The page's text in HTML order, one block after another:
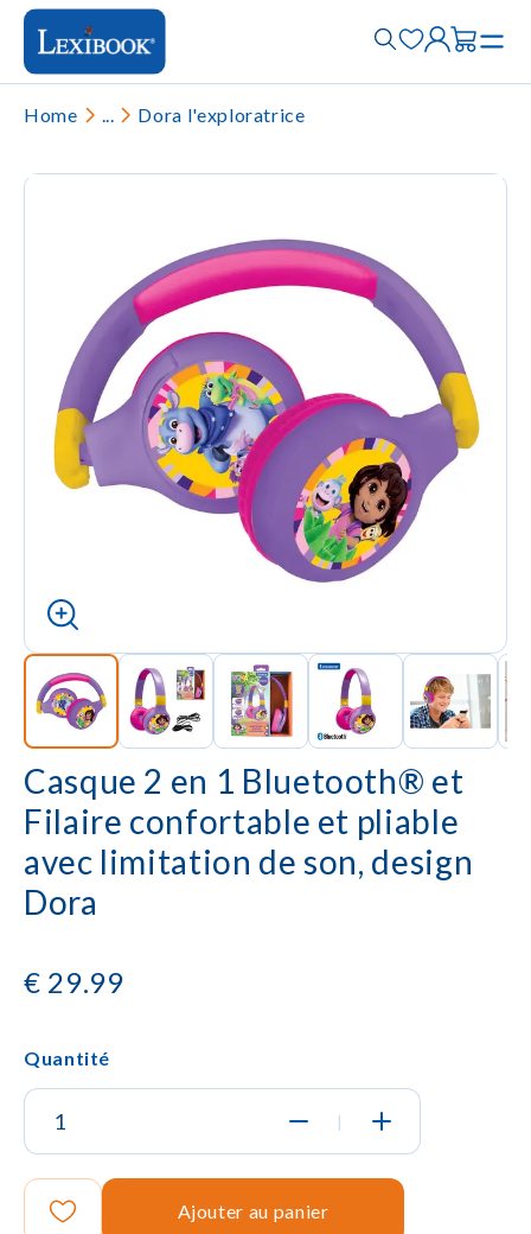
Home ... Dora l'exploratrice
Casque 2 en 1 Bluetooth® et
Filaire confortable et pliable
avec limitation de son, design
Dora
€ 29.99
Quantité
|
Ajouter au panier